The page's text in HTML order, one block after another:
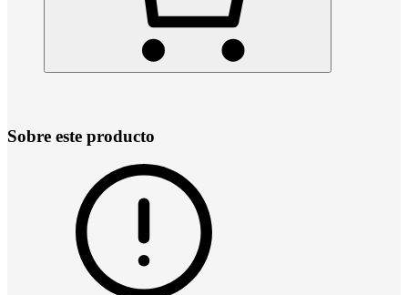
Sobre este producto